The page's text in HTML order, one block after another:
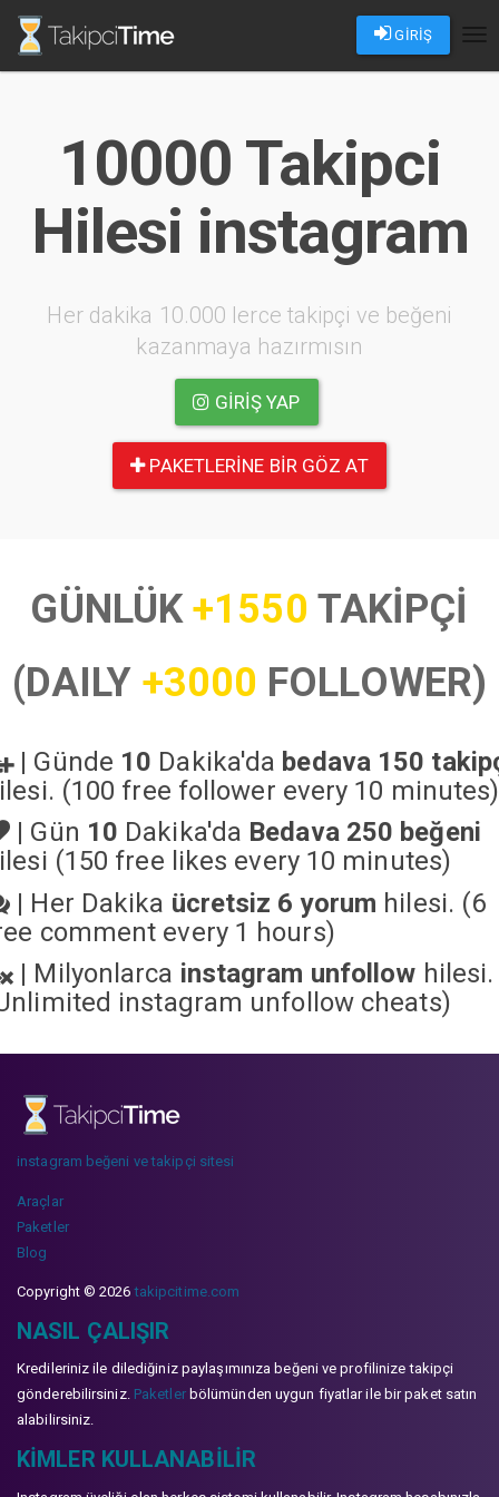
GİRİŞ
10000 Takipci
Hilesi instagram
Her dakika 10.000 lerce takipçi ve beğeni
kazanmaya hazırmısın
GIRIŞ YAP
PAKETLERINE BIR GÖZ AT
GÜNLÜK+1550 TAKİPÇİ
(DAILY +3000 FOLLOWER)
| Günde 10 Dakika'da bedava 150
(100 free follower every 10 minutes)
| Gün 10 Dakika'da Bedava 250 beğeni
(150 free likes every 10 minutes)
| Her Dakika ücretsiz 6 yorum hilesi. (6
comment every 1 hours)
| Milyonlarca instagram unfollow hilesi.
instagram unfollow cheats)
instagram beğeni ve takipçi sitesi
Araçlar
Paketler
Blog
Copyright © 2026takipcitime.com
NASIL ÇALIŞIR
Kredileriniz ile dilediğiniz paylaşımınıza beğeni ve profilinize takipçi
gönderebilirsiniz. Paketlerbölümünden uygun fiyatlar ile bir paket satın
alabilirsiniz.
KIMLER KULLANABILIR